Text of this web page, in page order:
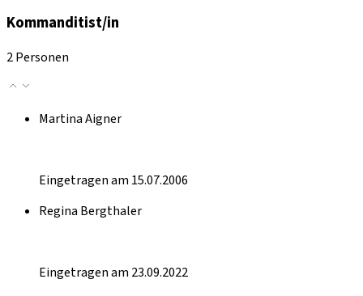
Kommanditist/in
2 Personen
Martina Aigner
Eingetragen am 15.07.2006
Regina Bergthaler
Eingetragen am 23.09.2022